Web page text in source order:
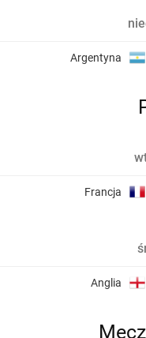
Argentyna
Francja
Anglia